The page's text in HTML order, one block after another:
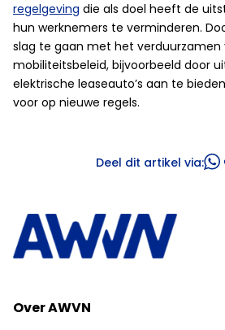
regelgeving die als doel heeft de
hun werknemers te verminderen.
slag te gaan met het verduurzamen
mobiliteitsbeleid, bijvoorbeeld door
elektrische leaseauto’s aan te
voor op nieuwe regels.
Deel dit artikel via:
Over AWVN